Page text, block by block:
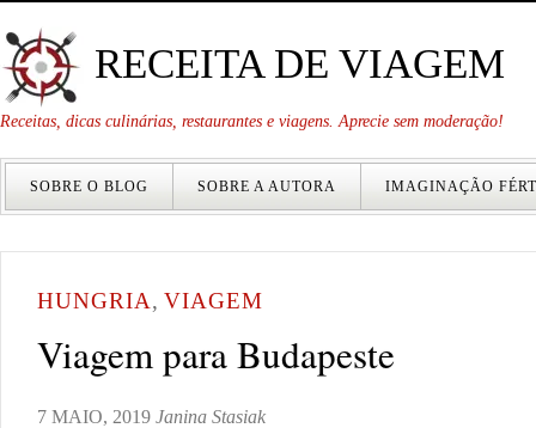
RECEITA DE VIAGEM
Receitas, dicas culinárias, restaurantes e viagens. Aprecie sem moderação!
SOBRE O BLOG SOBRE A AUTORA IMAGINAÇÃO
HUNGRIA, VIAGEM
Viagem para Budapeste
7 MAIO, 2019 Janina Stasiak